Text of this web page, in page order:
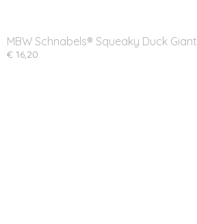
MBW Schnabels® Squeaky Duck Giant
€ 16,20